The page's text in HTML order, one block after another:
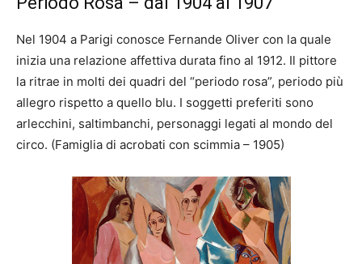
Nel 1904 a Parigi conosce Fernande Oliver con la quale
inizia una relazione affettiva durata fino al 1912. Il pittore
la ritrae in molti dei quadri del “periodo rosa”, periodo più
allegro rispetto a quello blu. I soggetti preferiti sono
arlecchini, saltimbanchi, personaggi legati al mondo del
circo. (Famiglia di acrobati con scimmia – 1905)